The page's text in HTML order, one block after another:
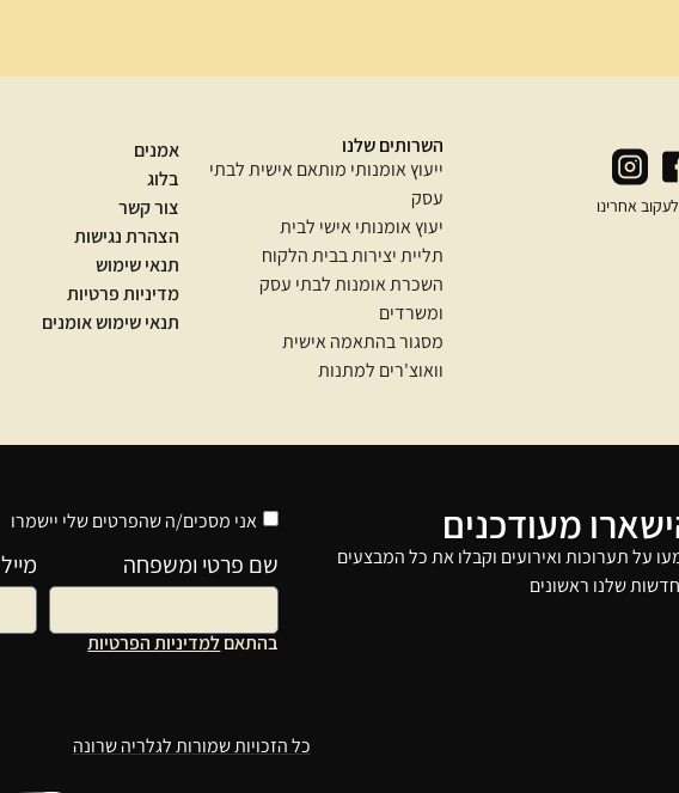
אחרינו
השרותים שלנו
ייעוץ אומנותי מותאם אישית לבתי
עסק
יעוץ אומנותי אישי לבית
תליית יצירות בבית הלקוח
השכרת אומנות לבתי עסק
ומשרדים
מסגור בהתאמה אישית
וואוצ'רים למתנות
אמנים
בלוג
צור קשר
הצהרת נגישות
תנאי שימוש
מדיניות פרטיות
תנאי שימוש אומנים
מעודכנים
על תערוכות ואירועים וקבלו את כל המבצעים
שלנו ראשונים
אני מסכים/ה שהפרטים שלי יישמרו
שם פרטי ומשפחה מייל
בהתאםלמדיניות הפרטיות
כל הזכויות שמורות לגלריה שרונה